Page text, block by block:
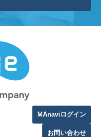
MAnaviログイン
お問い合わせ